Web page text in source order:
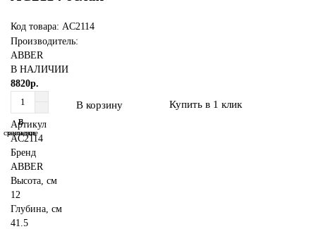
Код товара: AC2114
Производитель:
ABBER
В НАЛИЧИИ
8820р.
В корзину Купить в 1 клик
В
закладки
В
сравнение
Артикул
AC2114
Бренд
ABBER
Высота, см
12
Глубина, см
41.5